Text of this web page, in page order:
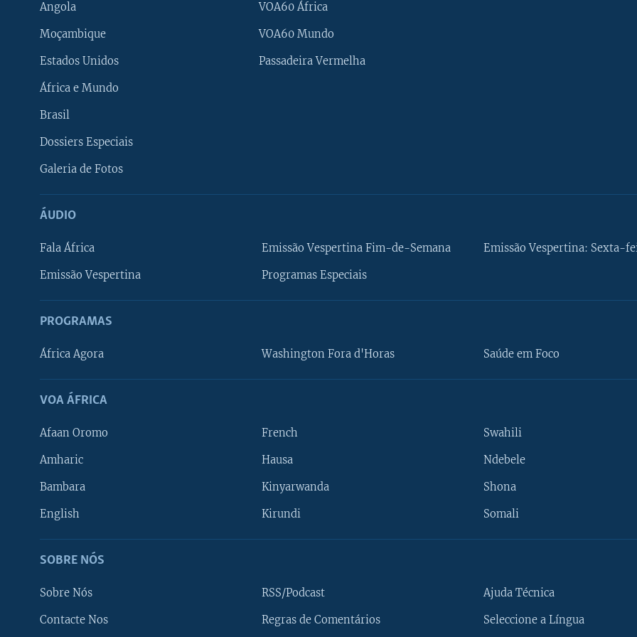
Angola
Moçambique
Estados Unidos
África e Mundo
Brasil
Dossiers Especiais
Galeria de Fotos
VOA60 África
VOA60 Mundo
Passadeira Vermelha
ÁUDIO
Fala África
Emissão Vespertina
Emissão Vespertina Fim-de-Semana
Programas Especiais
Emissão Vespertina: Sexta-
PROGRAMAS
África Agora Washington Fora d'Horas Saúde em Foco
VOA ÁFRICA
Afaan Oromo
Amharic
Bambara
English
French
Hausa
Kinyarwanda
Kirundi
Swahili
Ndebele
Shona
Somali
SOBRE NÓS
Sobre Nós
Contacte Nos
RSS/Podcast
Regras de Comentários
Ajuda Técnica
Seleccione a Língua